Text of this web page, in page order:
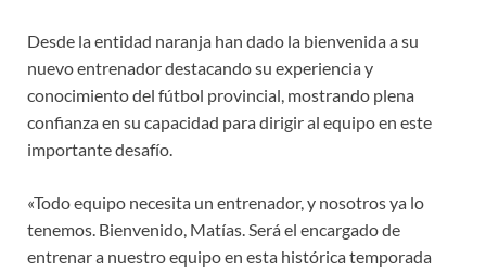
Desde la entidad naranja han dado la bienvenida a su
nuevo entrenador destacando su experiencia y
conocimiento del fútbol provincial, mostrando plena
confianza en su capacidad para dirigir al equipo en este
importante desafío.
«Todo equipo necesita un entrenador, y nosotros ya lo
tenemos. Bienvenido, Matías. Será el encargado de
entrenar a nuestro equipo en esta histórica temporada